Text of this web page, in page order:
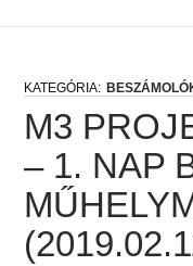
M3
– 1. NAP